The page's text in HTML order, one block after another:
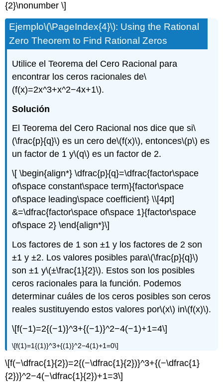
{2}\nonumber \]
Ejemplo\(\PageIndex{4}\): Using the Rational
Zero Theorem to Find Rational Zeros
Utilice el Teorema del Cero Racional para
encontrar los ceros racionales de\
(f(x)=2x^3+x^2−4x+1\).
Solución
El Teorema del Cero Racional nos dice que si\
(\frac{p}{q}\) es un cero de\(f(x)\), entonces\(p\) es
un factor de 1 y\(q\) es un factor de 2.
\[ \begin{align*} \dfrac{p}{q}=\dfrac{factor\space
of\space constant\space term}{factor\space
of\space leading\space coefficient} \\[4pt]
&=\dfrac{factor\space of\space 1}{factor\space
of\space 2} \end{align*}\]
Los factores de 1 son ±1 y los factores de 2 son
±1 y ±2. Los valores posibles para\(\frac{p}{q}\)
son ±1 y\(±\frac{1}{2}\). Estos son los posibles
ceros racionales para la función. Podemos
determinar cuáles de los ceros posibles son ceros
reales sustituyendo estos valores por\(x\) in\(f(x)\).
\[f(−1)=2{(−1)}^3+{(−1)}^2−4(−1)+1=4\]
\[f(1)=1{(1)}^3+{(1)}^2−4(1)+1=0\]
\[f(−\dfrac{1}{2})=2{(−\dfrac{1}{2})}^3+{(−\dfrac{1}
{2})}^2−4(−\dfrac{1}{2})+1=3\]